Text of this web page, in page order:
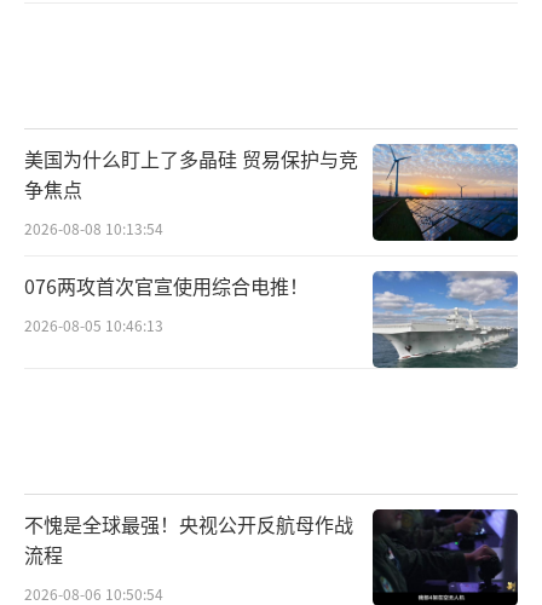
如今欧洲国家几乎没有余力向乌克兰提供现有
装备，只能重新生产。
报道提到，欧洲多年来忽视国防工业能力
建设，尽管得到资金扶持，但想要提升产能并
非短时间就能见成效。例如美国《防务新闻》
透露，丹麦国防部2月28日宣布，将由挪威弹药
20年因严重亏损而关闭生产线。按照计划，相
关生产设施建设完成后可正式投产。但目前还
没有最后确定弹药投产的时间表，同时该弹药
美国为什么盯上了多晶硅 贸易保护与竞
争焦点
2026-08-08 10:13:54
076两攻首次官宣使用综合电推！
2026-08-05 10:46:13
不愧是全球最强！央视公开反航母作战
流程
2026-08-06 10:50:54